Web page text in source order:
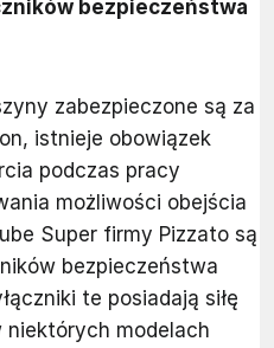
bezpieczeństwa
zabezpieczone są za
istnieje obowiązek
podczas pracy
możliwości obejścia
Super firmy Pizzato są
bezpieczeństwa
te posiadają siłę
niektórych modelach